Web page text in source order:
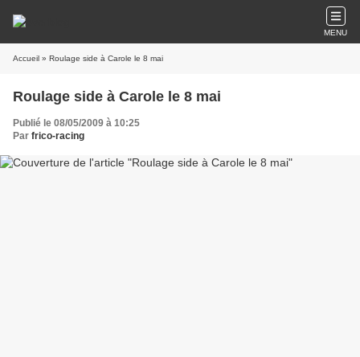
MENU
Accueil » Roulage side à Carole le 8 mai
Roulage side à Carole le 8 mai
Publié le 08/05/2009 à 10:25
Par frico-racing